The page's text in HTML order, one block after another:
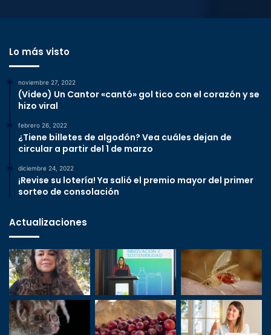
Lo más visto
noviembre 27, 2022
(Video) Un Cantor «cantó» gol tico con el corazón y se
hizo viral
febrero 26, 2022
¿Tiene billetes de algodón? Vea cuáles dejan de
circular a partir del 1 de marzo
diciembre 24, 2022
¡Revise su lotería! Ya salió el premio mayor del primer
sorteo de consolación
Actualizaciones